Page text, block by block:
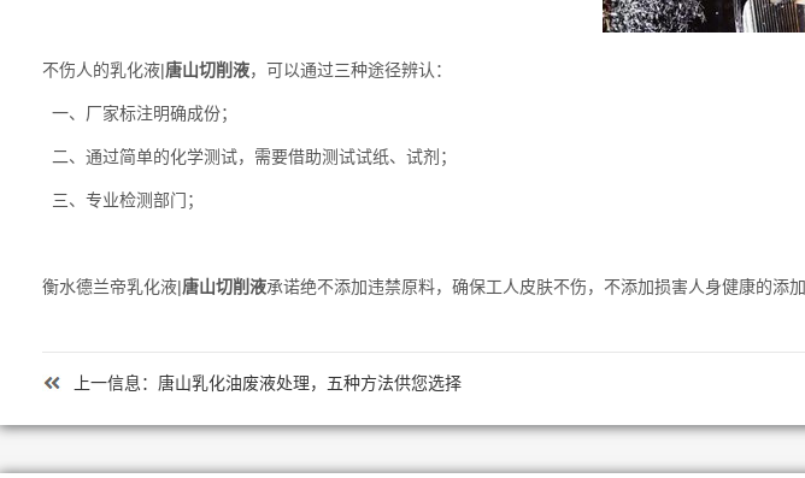
不伤人的乳化液|唐山切削液，可以通过三种途径辨认：
一、厂家标注明确成份；
二、通过简单的化学测试，需要借助测试试纸、试剂；
三、专业检测部门；
衡水德兰帝乳化液|唐山切削液承诺绝不添加违禁原料，确保工人皮肤不伤，不添加损害人身健康的添
上一信息： 唐山乳化油废液处理，五种方法供您选择